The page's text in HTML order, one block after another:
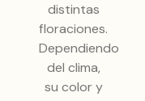
distintas
floraciones.
Dependiendo
del clima,
su color y